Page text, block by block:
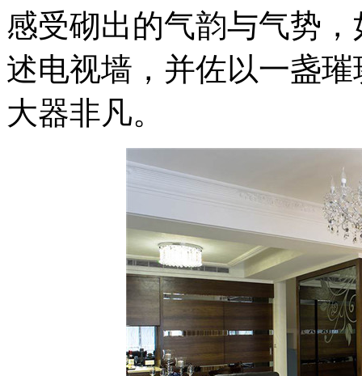
感受砌出的气韵与气势
述电视墙，并佐以一盏
大器非凡。